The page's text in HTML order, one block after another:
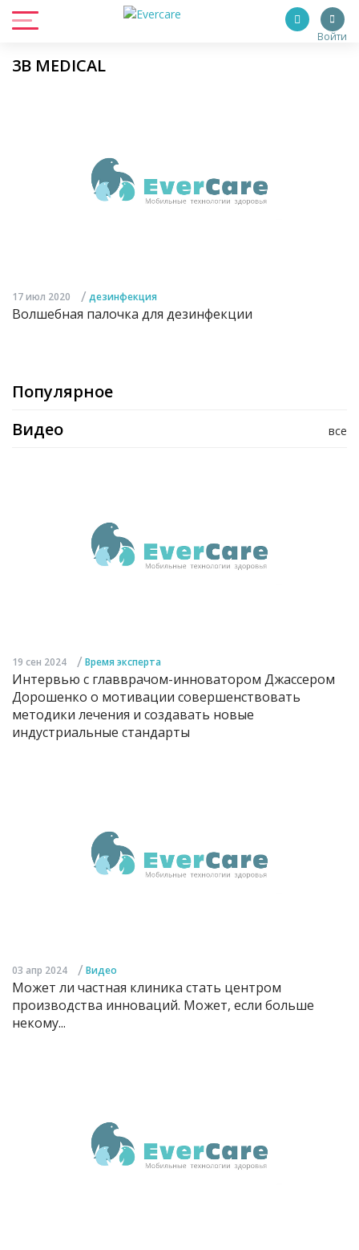
Войти
3B MEDICAL
17 июл 2020 / дезинфекция
Волшебная палочка для дезинфекции
Популярное
все
Видео
19 сен 2024 / Время эксперта
Интервью с главврачом-инноватором Джассером
Дорошенко о мотивации совершенствовать
методики лечения и создавать новые
индустриальные стандарты
03 апр 2024 / Видео
Может ли частная клиника стать центром
производства инноваций. Может, если больше
некому...